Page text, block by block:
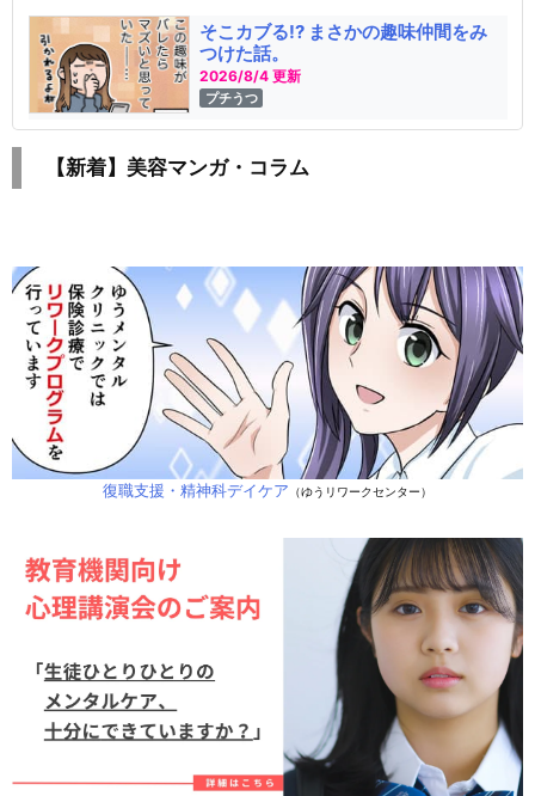
そこカブる!? まさかの趣味仲間をみ
つけた話。
2026/8/4 更新
プチうつ
【新着】美容マンガ・コラム
復職支援・精神科デイケア （ゆうリワークセンター）